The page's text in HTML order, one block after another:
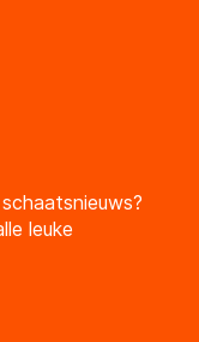
leuke